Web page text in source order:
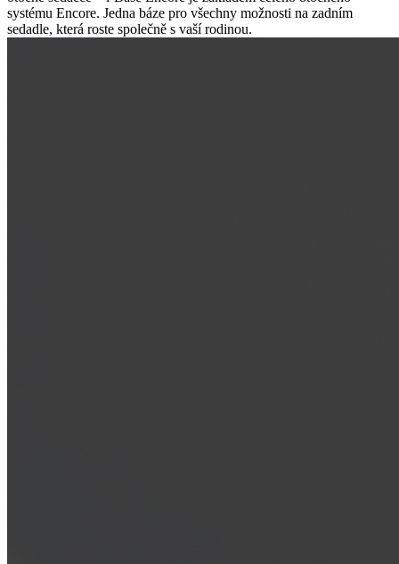
systému Encore. Jedna báze pro všechny možnosti na zadním
sedadle, která roste společně s vaší rodinou.